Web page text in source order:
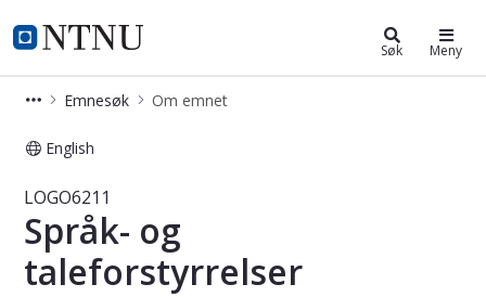
NTNU Hjemmeside
Studier Søk Meny
Emnesøk Om emnet
English
Emne - Språk- og taleforstyrrelser -
LOGO6211
Språk- og
taleforstyrrelser